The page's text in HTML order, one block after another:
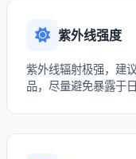
紫外线强度
紫外线辐射极强，建
品，尽量避免暴露于日